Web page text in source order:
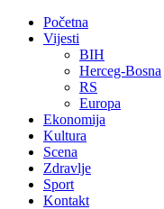
Početna
Vijesti
BIH
Herceg-Bosna
RS
Europa
Ekonomija
Kultura
Scena
Zdravlje
Sport
Kontakt